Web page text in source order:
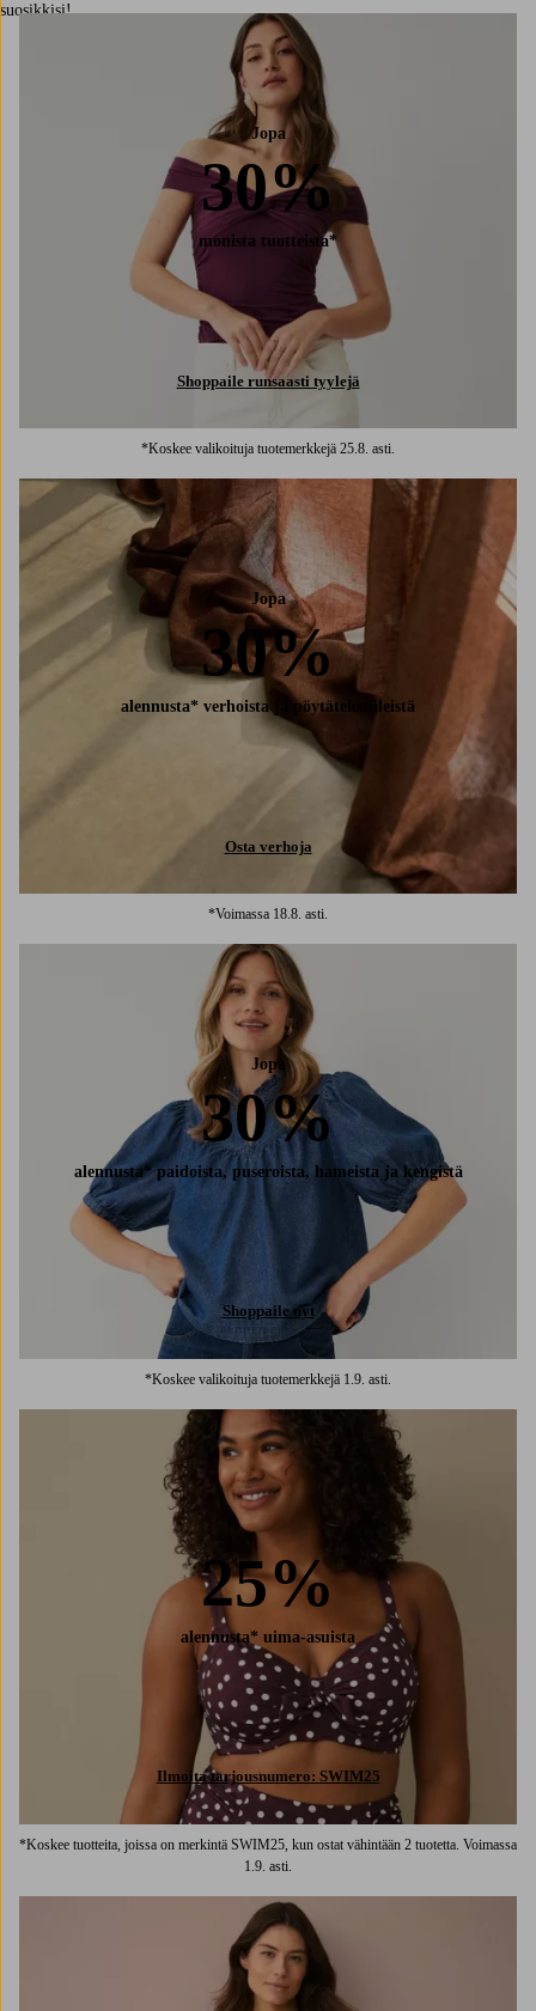
suosikkisi!
Jopa
30%
monista tuotteista*
Shoppaile runsaasti tyylejä
*Koskee valikoituja tuotemerkkejä 25.8. asti.
Jopa
30%
alennusta* verhoista ja pöytätekstiileistä
Osta verhoja
*Voimassa 18.8. asti.
Jopa
30%
alennusta* paidoista, puseroista, hameista ja kengistä
Shoppaile nyt
*Koskee valikoituja tuotemerkkejä 1.9. asti.
25%
alennusta* uima-asuista
Ilmoita tarjousnumero: SWIM25
*Koskee tuotteita, joissa on merkintä SWIM25, kun ostat vähintään 2 tuotetta. Voimassa
1.9. asti.